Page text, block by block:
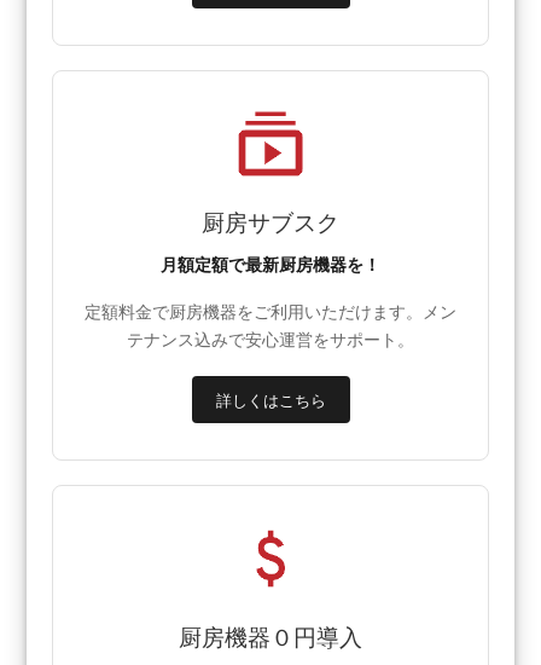
厨房サブスク
月額定額で最新厨房機器を！
定額料金で厨房機器をご利用いただけます。メン
テナンス込みで安心運営をサポート。
詳しくはこちら
厨房機器０円導入